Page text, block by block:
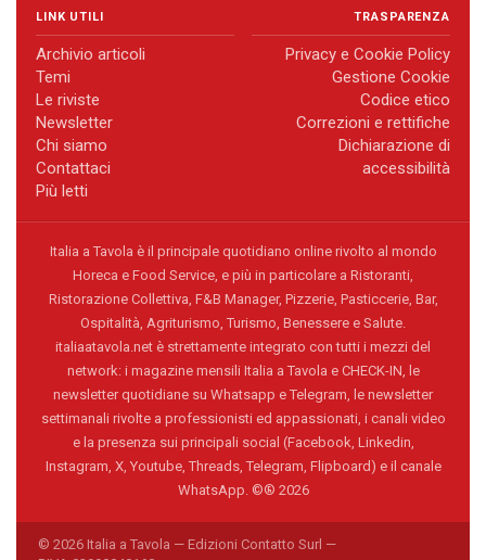
LINK UTILI
Archivio articoli
Temi
Le riviste
Newsletter
Chi siamo
Contattaci
Più letti
TRASPARENZA
Privacy e Cookie Policy
Gestione Cookie
Codice etico
Correzioni e rettifiche
Dichiarazione di
accessibilità
Italia a Tavola è il principale quotidiano online rivolto al mondo
Horeca e Food Service, e più in particolare a Ristoranti,
Ristorazione Collettiva, F&B Manager, Pizzerie, Pasticcerie, Bar,
Ospitalità, Agriturismo, Turismo, Benessere e Salute.
italiaatavola.net è strettamente integrato con tutti i mezzi del
network: i magazine mensili Italia a Tavola e CHECK-IN, le
newsletter quotidiane su Whatsapp e Telegram, le newsletter
settimanali rivolte a professionisti ed appassionati, i canali video
e la presenza sui principali social (Facebook, Linkedin,
Instagram, X, Youtube, Threads, Telegram, Flipboard) e il canale
WhatsApp. ©® 2026
© 2026 Italia a Tavola — Edizioni Contatto Surl —